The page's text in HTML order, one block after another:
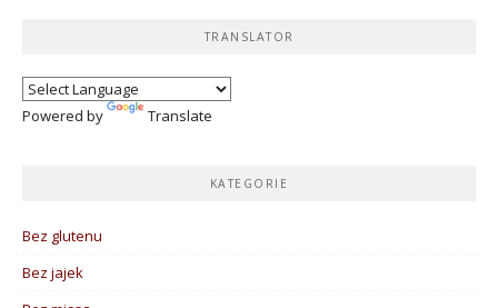
TRANSLATOR
Powered by Translate
KATEGORIE
Bez glutenu
Bez jajek